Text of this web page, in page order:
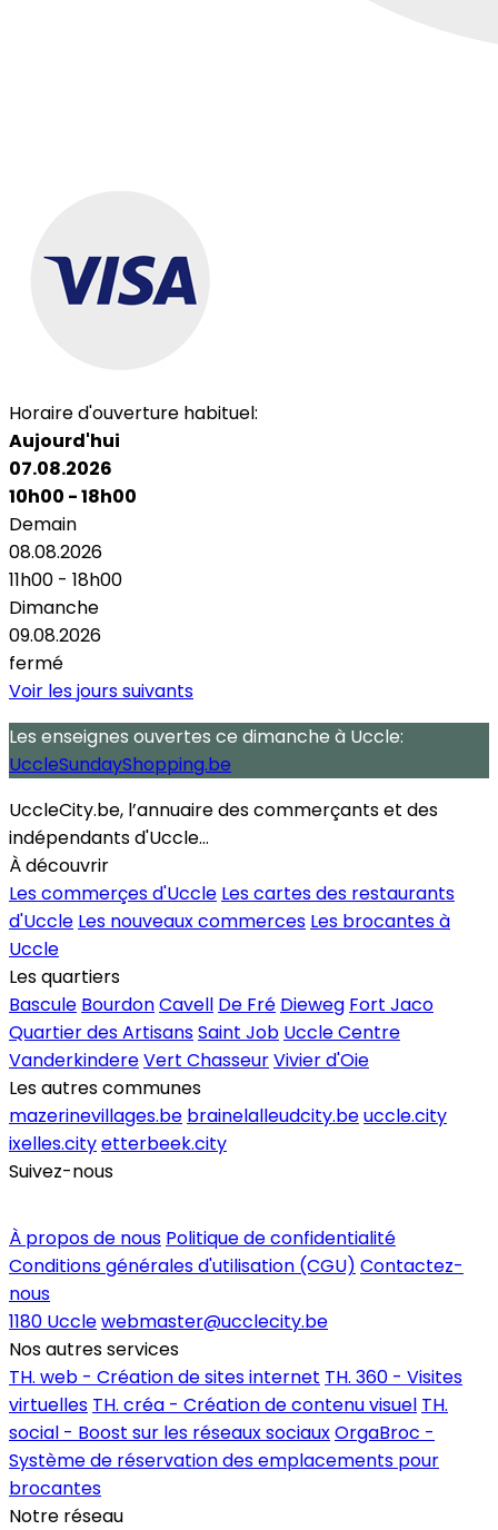
Horaire d'ouverture habituel:
Aujourd'hui
07.08.2026
10h00 - 18h00
Demain
08.08.2026
11h00 - 18h00
Dimanche
09.08.2026
fermé
Voir les jours suivants
Les enseignes ouvertes ce dimanche à Uccle:
UccleSundayShopping.be
UccleCity.be, l’annuaire des commerçants et des
indépendants d'Uccle...
À découvrir
Les commerçes d'Uccle Les cartes des restaurants
d'Uccle Les nouveaux commerces Les brocantes à
Uccle
Les quartiers
Bascule BourdonCavell De Fré Dieweg Fort Jaco
Quartier des ArtisansSaint Job Uccle Centre
VanderkindereVert ChasseurVivier d'Oie
Les autres communes
mazerinevillages.be brainelalleudcity.beuccle.city
ixelles.cityetterbeek.city
Suivez-nous
À propos de nous Politique de confidentialité
Conditions générales d'utilisation (CGU) Contactez-
nous
1180 Ucclewebmaster@ucclecity.be
Nos autres services
TH. web - Création de sites internet TH. 360 - Visites
virtuelles TH. créa - Création de contenu visuel TH.
social - Boost sur les réseaux sociauxOrgaBroc -
Système de réservation des emplacements pour
brocantes
Notre réseau